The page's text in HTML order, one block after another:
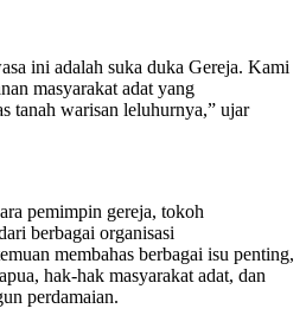
ini adalah suka duka Gereja. Kami
masyarakat adat yang
tanah warisan leluhurnya,” ujar
pemimpin gereja, tokoh
berbagai organisasi
membahas berbagai isu penting,
hak-hak masyarakat adat, dan
perdamaian.